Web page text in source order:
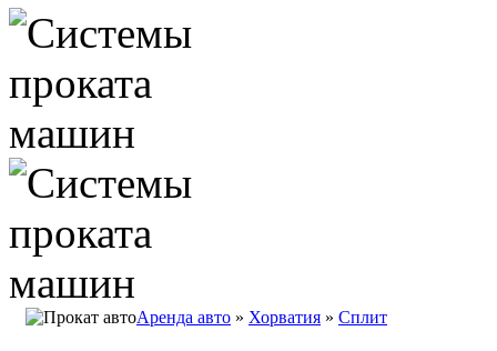
Аренда авто » Хорватия » Сплит